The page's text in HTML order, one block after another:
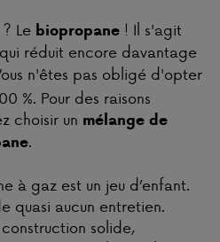
Le biopropane ! Il s'agit
qui réduit encore davantage
n'êtes pas obligé d'opter
%. Pour des raisons
choisir un mélange de
.
à gaz est un jeu d’enfant.
quasi aucun entretien.
solide,